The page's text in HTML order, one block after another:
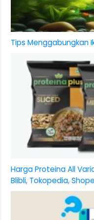
Tips Menggabungkan
Harga Proteina All
Blibli, Tokopedia,